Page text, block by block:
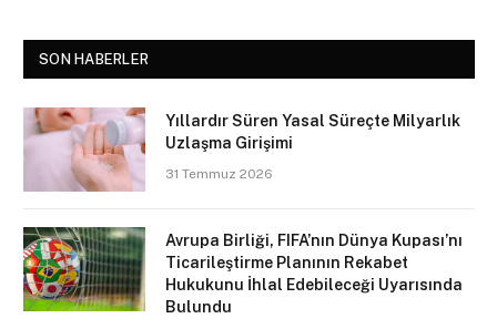
SON HABERLER
Yıllardır Süren Yasal Süreçte Milyarlık
Uzlaşma Girişimi
31 Temmuz 2026
Avrupa Birliği, FIFA’nın Dünya Kupası’nı
Ticarileştirme Planının Rekabet
Hukukunu İhlal Edebileceği Uyarısında
Bulundu